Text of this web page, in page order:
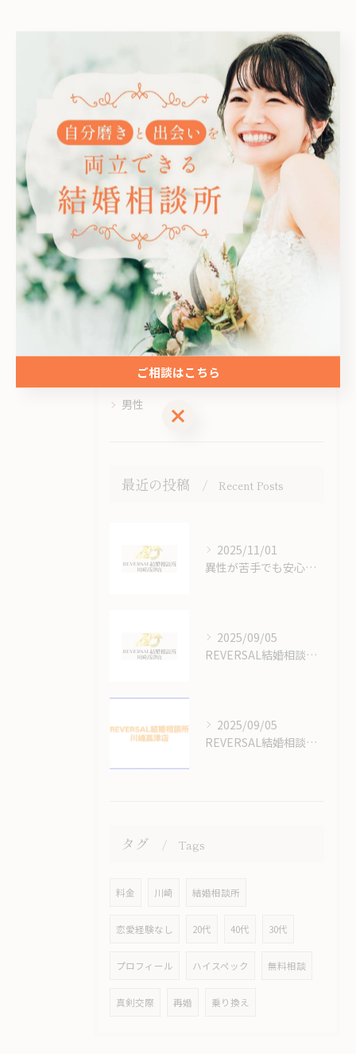
--------------------------------------------------------------------
< 前のページ 一覧に戻る 次のページ >
カテゴリー Categories
全てのカテゴリー
オンライン
お見合い
女性
成婚
男性
最近の投稿 Recent Posts
2025/11/01
異性が苦手でも安心できる結婚相談所のオンラインサポート体制
2025/09/05
REVERSAL結婚相談所川崎高津店の結婚相談所の料金はいくらかかるの？
2025/09/05
REVERSAL結婚相談所のサイトをリニューアルしてます！
タグ Tags
料金 川崎 結婚相談所
恋愛経験なし 20代 40代 30代
プロフィール ハイスペック 無料相談
真剣交際 再婚 乗り換え
ご相談はこちら
ご相談はこちら